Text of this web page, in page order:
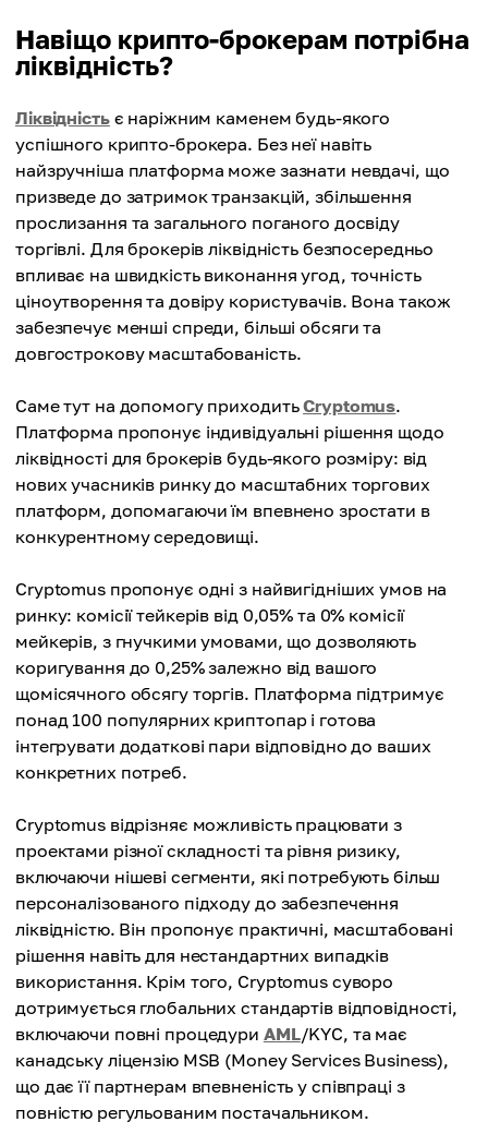
Навіщо крипто-брокерам потрібна
ліквідність?
Ліквідністьє наріжним каменем будь-якого
успішного крипто-брокера. Без неї навіть
найзручніша платформа може зазнати невдачі, що
призведе до затримок транзакцій, збільшення
прослизання та загального поганого досвіду
торгівлі. Для брокерів ліквідність безпосередньо
впливає на швидкість виконання угод, точність
ціноутворення та довіру користувачів. Вона також
забезпечує менші спреди, більші обсяги та
довгострокову масштабованість.
Саме тут на допомогу приходитьCryptomus.
Платформа пропонує індивідуальні рішення щодо
ліквідності для брокерів будь-якого розміру: від
нових учасників ринку до масштабних торгових
платформ, допомагаючи їм впевнено зростати в
конкурентному середовищі.
Cryptomus пропонує одні з найвигідніших умов на
ринку: комісії тейкерів від 0,05% та 0% комісії
мейкерів, з гнучкими умовами, що дозволяють
коригування до 0,25% залежно від вашого
щомісячного обсягу торгів. Платформа підтримує
понад 100 популярних криптопар і готова
інтегрувати додаткові пари відповідно до ваших
конкретних потреб.
Cryptomus відрізняє можливість працювати з
проектами різної складності та рівня ризику,
включаючи нішеві сегменти, які потребують більш
персоналізованого підходу до забезпечення
ліквідністю. Він пропонує практичні, масштабовані
рішення навіть для нестандартних випадків
використання. Крім того, Cryptomus суворо
дотримується глобальних стандартів відповідності,
включаючи повні процедури AML/KYC, та має
канадську ліцензію MSB (Money Services Business),
що дає її партнерам впевненість у співпраці з
повністю регульованим постачальником.